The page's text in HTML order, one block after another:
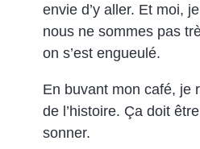
envie d’y aller. Et moi,
nous ne sommes pas
on s’est engueulé.
En buvant mon café, je
de l’histoire. Ça doit
sonner.